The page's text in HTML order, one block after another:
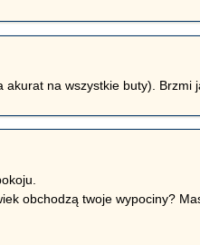
akurat na wszystkie buty).
obchodzą twoje wypociny?